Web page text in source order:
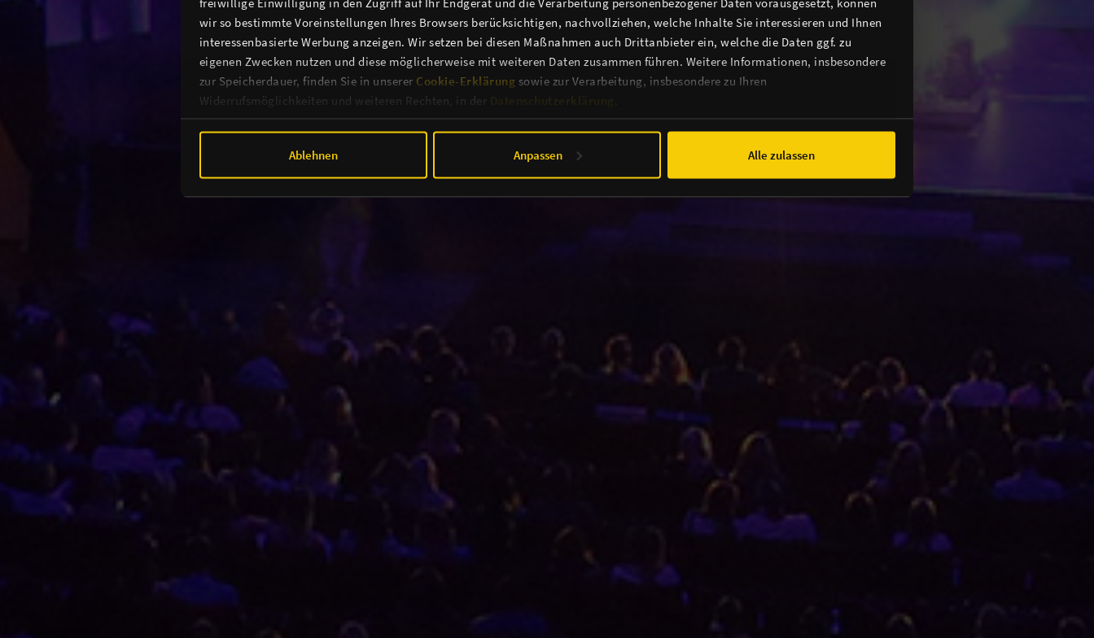
wir so bestimmte Voreinstellungen Ihres Browsers berücksichtigen, nachvollziehen, welche Inhalte Sie interessieren und Ihnen
interessenbasierte Werbung anzeigen. Wir setzen bei diesen Maßnahmen auch Drittanbieter ein, welche die Daten ggf. zu
eigenen Zwecken nutzen und diese möglicherweise mit weiteren Daten zusammen führen. Weitere Informationen, insbesondere
zur Speicherdauer, finden Sie in unserer Cookie-Erklärung sowie zur Verarbeitung, insbesondere zu Ihren
Widerrufsmöglichkeiten und weiteren Rechten, in der
Ablehnen Anpassen Alle zulassen